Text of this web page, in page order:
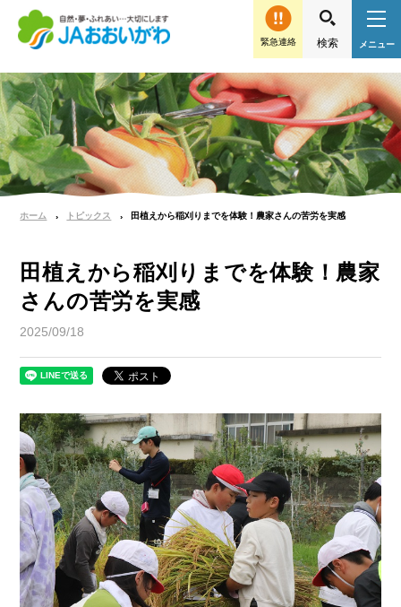
緊急連絡
ホーム トピックス 田植えから稲刈りまでを体験！農家さんの苦労を実感
田植えから稲刈りまでを体験！農家
さんの苦労を実感
2025/09/18